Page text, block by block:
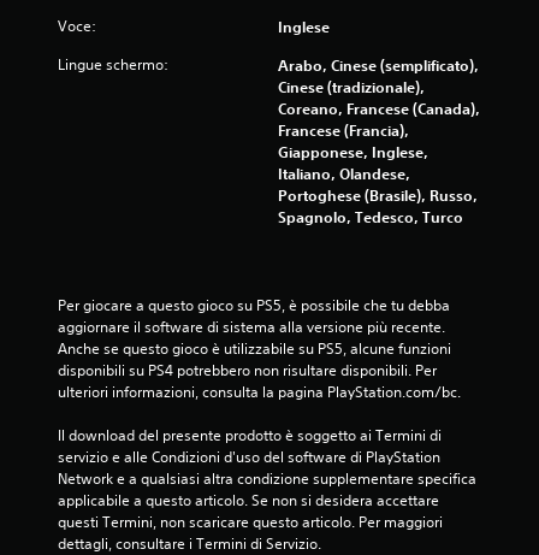
Voce: Inglese
Lingue schermo:
Arabo, Cinese (semplificato),
Cinese (tradizionale),
Coreano, Francese (Canada),
Francese (Francia),
Giapponese, Inglese,
Italiano, Olandese,
Portoghese (Brasile), Russo,
Spagnolo, Tedesco, Turco
Per giocare a questo gioco su PS5, è possibile che tu debba
aggiornare il software di sistema alla versione più recente.
Anche se questo gioco è utilizzabile su PS5, alcune funzioni
disponibili su PS4 potrebbero non risultare disponibili. Per
ulteriori informazioni, consulta la pagina PlayStation.com/bc.
Il download del presente prodotto è soggetto ai Termini di
servizio e alle Condizioni d'uso del software di PlayStation
Network e a qualsiasi altra condizione supplementare specifica
applicabile a questo articolo. Se non si desidera accettare
questi Termini, non scaricare questo articolo. Per maggiori
dettagli, consultare i Termini di Servizio.